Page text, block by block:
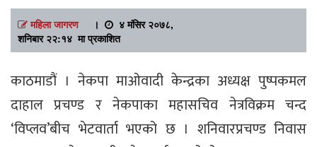
महिला जागरण।
४ मंसिर २०७८,
शनिबार २२:१४ मा प्रकाशित
काठमाडौं । नेकपा माओवादी केन्द्रका अध्यक्ष पुष्पकमल
दाहाल प्रचण्ड र नेकपाका महासचिव नेत्रविक्रम चन्द
‘विप्लव’बीच भेटवार्ता भएको छ । शनिवारप्रचण्ड निवास